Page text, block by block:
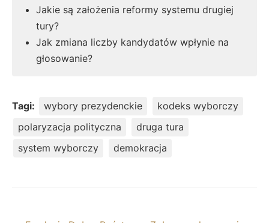
Jakie są założenia reformy systemu drugiej
tury?
Jak zmiana liczby kandydatów wpłynie na
głosowanie?
Tagi: wybory prezydenckie
kodeks wyborczy
polaryzacja polityczna
druga tura
system wyborczy
demokracja